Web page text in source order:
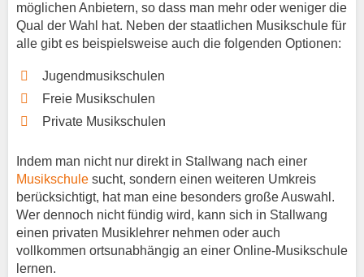
möglichen Anbietern, so dass man mehr oder weniger die
Qual der Wahl hat. Neben der staatlichen Musikschule für
alle gibt es beispielsweise auch die folgenden Optionen:
Jugendmusikschulen
Freie Musikschulen
Private Musikschulen
Indem man nicht nur direkt in Stallwang nach einer
Musikschule sucht, sondern einen weiteren Umkreis
berücksichtigt, hat man eine besonders große Auswahl.
Wer dennoch nicht fündig wird, kann sich in Stallwang
einen privaten Musiklehrer nehmen oder auch
vollkommen ortsunabhängig an einer Online-Musikschule
lernen.